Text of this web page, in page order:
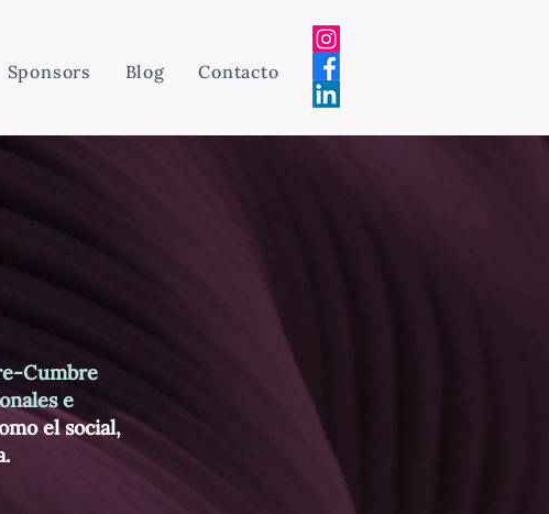
Sponsors Blog Contacto
Cumbre
e
el social,